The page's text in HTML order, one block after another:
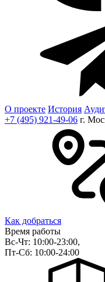
О проекте История
+7 (495) 921-49-06 г.
Как добраться
Время работы
Вс-Чт: 10:00-23:00,
Пт-Сб: 10:00-24:00